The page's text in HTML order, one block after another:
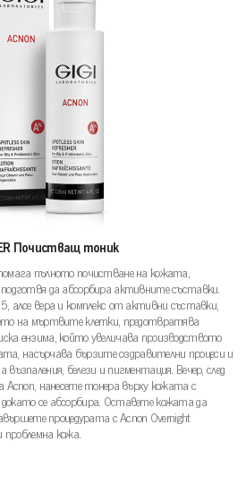
Почистващ тоник
пълното почистване на кожата,
да абсорбира активните съставки.
алое вера и комплекс от активни съставки,
на мъртвите клетки, предотвратява
ензима, който увеличава производството
насърчава бързите оздравителни процеси и
белези и пигментация. Вечер, след
Acnon, нанесете тонера върху кожата с
се абсорбира. Оставете кожата да
процедурата с Acnon Overnight
кожа.